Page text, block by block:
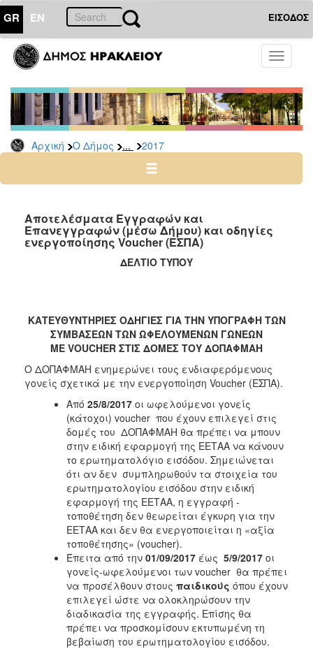
GR EN ΕΙΣΟΔΟΣ
Toggle
Αρχική Ο Δήμος ... 2017
ΔΗΜΟΣ
Δελτία
Τύπου
Αρχείο
2026
2024
2022
2021
2018
2017
2016
2015
2013
2012
2011
2010
2006
Αποτελέσματα Εγγραφών και
Επανεγγραφών (μέσω Δήμου) και οδηγίες
ενεργοποίησης Voucher (ΕΣΠΑ)
ΔΕΛΤΙΟ ΤΥΠΟΥ
ΚΑΤΕΥΘΥΝΤΗΡΙΕΣ ΟΔΗΓΙΕΣ ΓΙΑ ΤΗΝ ΥΠΟΓΡΑΦΗ ΤΩΝ
ΣΥΜΒΑΣΕΩΝ ΤΩΝ ΩΦΕΛΟΥΜΕΝΩΝ ΓΩΝΕΩΝ
ΜΕ VOUCHER ΣΤΙΣ ΔΟΜΕΣ ΤΟΥ ΔΟΠΑΦΜΑΗ
Ο ΔΟΠΑΦΜΑΗ ενημερώνει τους ενδιαφερόμενους
γονείς σχετικά με την ενεργοποίηση Voucher (ΕΣΠΑ).
Από 25/8/2017 οι ωφελούμενοι γονείς
(κάτοχοι) voucher που έχουν επιλεγεί στις
δομές του ΔΟΠΑΦΜΑΗ θα πρέπει να μπουν
στην ειδική εφαρμογή της ΕΕΤΑΑ να κάνουν
το ερωτηματολόγιο εισόδου. Σημειώνεται
ότι αν δεν συμπληρωθούν τα στοιχεία του
ερωτηματολογίου εισόδου στην ειδική
εφαρμογή της ΕΕΤΑΑ, η εγγραφή -
τοποθέτηση δεν θεωρείται έγκυρη για την
ΕΕΤΑΑ και δεν θα ενεργοποιείται η «αξία
τοποθέτησης» (voucher).
Έπειτα από την 01/09/2017 έως 5/9/2017 οι
γονείς-ωφελούμενοι των voucher θα πρέπει
να προσέλθουν στους παιδικούς όπου έχουν
επιλεγεί ώστε να ολοκληρώσουν την
διαδικασία της εγγραφής. Επίσης θα
πρέπει να προσκομίσουν εκτυπωμένη τη
βεβαίωση του ερωτηματολογίου εισόδου.